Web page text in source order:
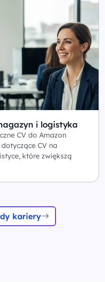
i logistyka
CV do Amazon
CV na
które zwiększą
kariery